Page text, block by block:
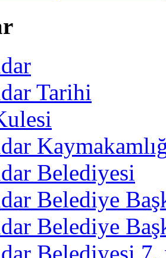
Tarihi
Belediyesi
Belediye
Belediye